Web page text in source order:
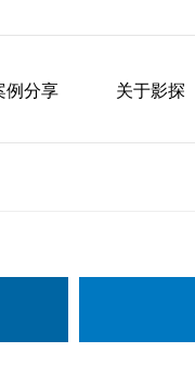
例分享 关于影探